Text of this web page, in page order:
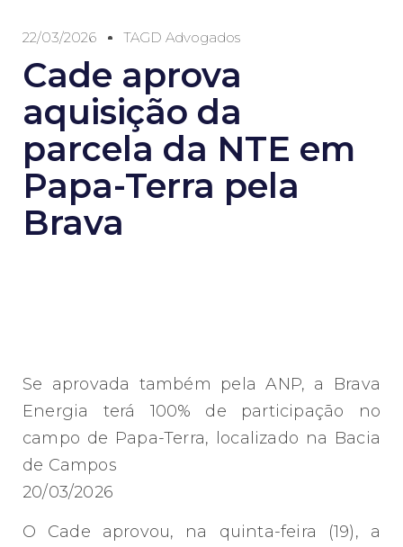
22/03/2026 TAGD Advogados
Cade aprova
aquisição da
parcela da NTE em
Papa-Terra pela
Brava
Se aprovada também pela ANP, a Brava
Energia terá 100% de participação no
campo de Papa-Terra, localizado na Bacia
de Campos
20/03/2026
O Cade aprovou, na quinta-feira (19), a